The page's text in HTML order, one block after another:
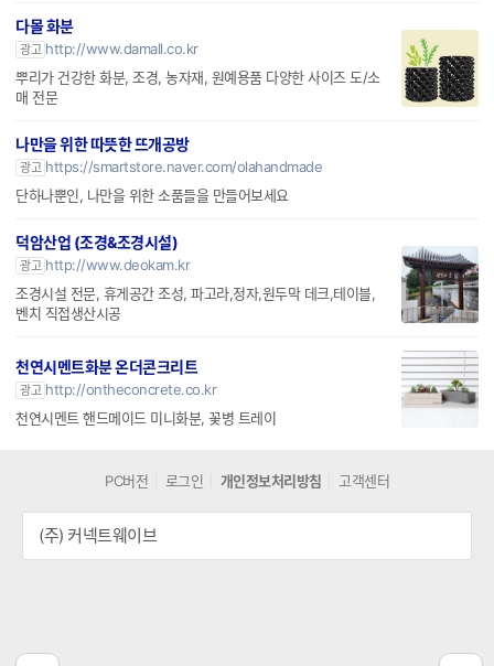
다몰 화분
광고 http://www.damall.co.kr
뿌리가 건강한 화분, 조경, 농자재, 원예용품 다양한 사이즈 도/소
매 전문
나만을 위한 따뜻한 뜨개공방
광고 https://smartstore.naver.com/olahandmade
단하나뿐인, 나만을 위한 소품들을 만들어보세요
덕암산업 (조경&조경시설)
광고 http://www.deokam.kr
조경시설 전문, 휴게공간 조성, 파고라,정자,원두막 데크,테이블,
벤치 직접생산시공
천연시멘트화분 온더콘크리트
광고 http://ontheconcrete.co.kr
천연시멘트 핸드메이드 미니화분, 꽃병 트레이
PC버전 로그인 개인정보처리방침 고객센터
(주) 커넥트웨이브